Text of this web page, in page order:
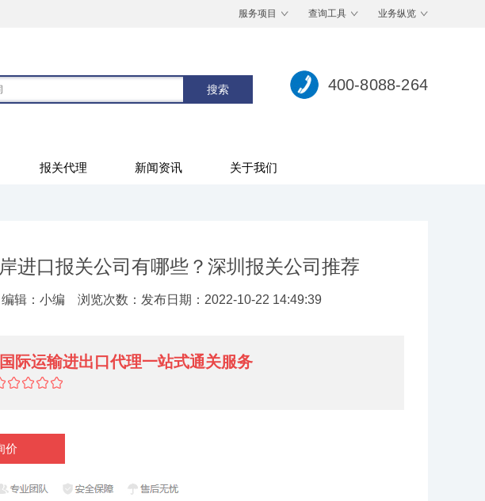
服务项目 查询工具 业务纵览
400-8088-264
报关代理 新闻资讯 关于我们
进口报关公司有哪些？深圳报关公司推荐
编辑：小编 浏览次数： 发布日期：2022-10-22 14:49:39
国际运输进出口代理一站式通关服务
价